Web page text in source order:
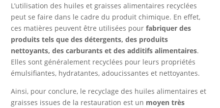
L’utilisation des huiles et graisses alimentaires recyclées
peut se faire dans le cadre du produit chimique. En effet,
ces matières peuvent être utilisées pourfabriquer des
produits tels que des détergents, des produits
nettoyants, des carburants et des additifs alimentaires.
Elles sont généralement recyclées pour leurs propriétés
émulsifiantes, hydratantes, adoucissantes et nettoyantes.
Ainsi, pour conclure, le recyclage des huiles alimentaires et
graisses issues de la restauration est un moyen très